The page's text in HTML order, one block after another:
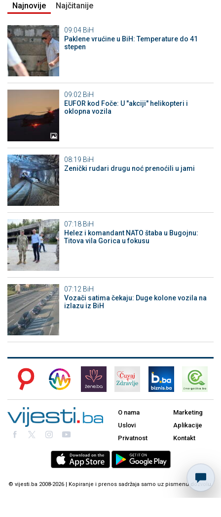
Najnovije Najčitanije
09:04 BiH
Paklene vrućine u BiH: Temperature do 41
stepen
09:02 BiH
EUFOR kod Foče: U "akciji" helikopteri i
oklopna vozila
08:19 BiH
Zenički rudari drugu noć prenoćili u jami
07:18 BiH
Helez i komandant NATO štaba u Bugojnu:
Titova vila Gorica u fokusu
07:12 BiH
Vozači satima čekaju: Duge kolone vozila na
izlazu iz BiH
O nama
Uslovi
Privatnost
Marketing
Aplikacije
Kontakt
© vijesti.ba 2008-2026 | Kopiranje i prenos sadržaja samo uz pismenu dozvolu.